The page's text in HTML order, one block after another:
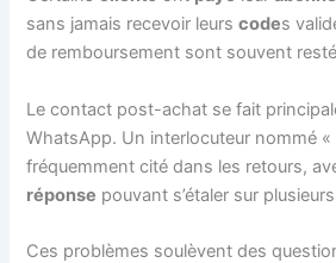
sans jamais recevoir leurscodes
de remboursement sont souvent
Le contact post-achat se fait
WhatsApp. Un interlocuteur nommé
fréquemment cité dans les retours,
réponse pouvant s’étaler sur plusieurs
Ces problèmes soulèvent des